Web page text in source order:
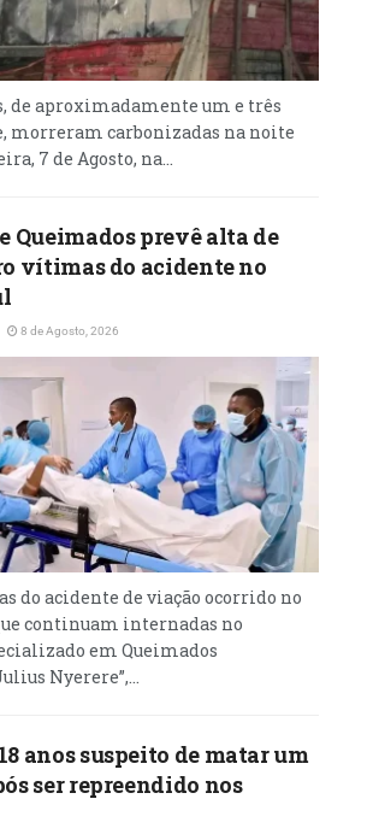
de aproximadamente um e três
morreram carbonizadas na noite
7 de Agosto, na...
Queimados prevê alta de
vítimas do acidente no
8 de Agosto, 2026
do acidente de viação ocorrido no
continuam internadas no
em Queimados
Nyerere”,...
anos suspeito de matar um
ser repreendido nos